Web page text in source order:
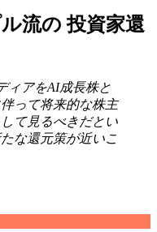
流の 投資家還
ィアをAI成長株と
って将来的な株主
て見るべきだとい
な還元策が近いこ